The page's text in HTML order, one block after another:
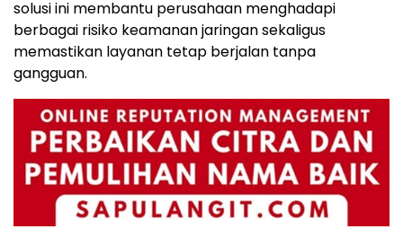
solusi ini membantu perusahaan menghadapi
berbagai risiko keamanan jaringan sekaligus
memastikan layanan tetap berjalan tanpa
gangguan.